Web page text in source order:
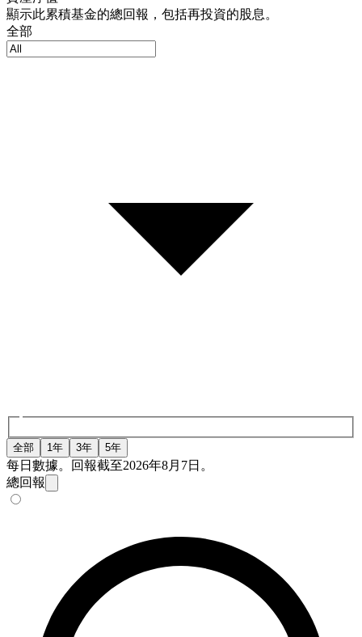
顯示此累積基金的總回報，包括再投資的股息。
全部
全部 1年 3年 5年
每日數據。回報截至2026年8月7日。
總回報